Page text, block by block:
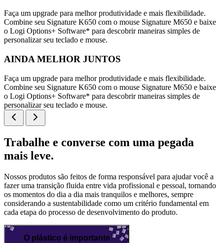
Faça um upgrade para melhor produtividade e mais flexibilidade.
Combine seu Signature K650 com o mouse Signature M650 e baixe
o Logi Options+ Software* para descobrir maneiras simples de
personalizar seu teclado e mouse.
AINDA MELHOR JUNTOS
Faça um upgrade para melhor produtividade e mais flexibilidade.
Combine seu Signature K650 com o mouse Signature M650 e baixe
o Logi Options+ Software* para descobrir maneiras simples de
personalizar seu teclado e mouse.
Trabalhe e converse com uma pegada
mais leve.
Nossos produtos são feitos de forma responsável para ajudar você a
fazer uma transição fluida entre vida profissional e pessoal, tornando
os momentos do dia a dia mais tranquilos e melhores, sempre
considerando a sustentabilidade como um critério fundamental em
cada etapa do processo de desenvolvimento do produto.
O plástico é importante